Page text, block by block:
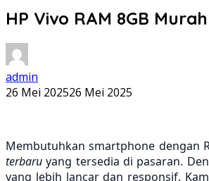
HP Vivo RAM 8GB
admin
26 Mei 202526 Mei 2025
Membutuhkan smartphone dengan
terbaru yang tersedia di pasaran.
yang lebih lancar dan responsif.